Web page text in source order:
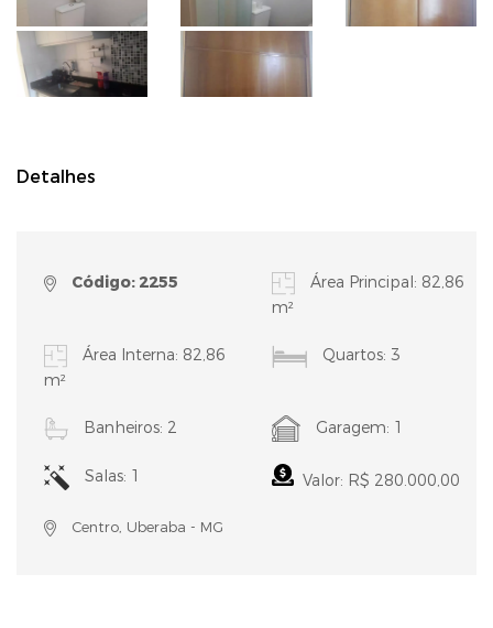
Detalhes
Código: 2255
Área Principal: 82,86
m²
Área Interna: 82,86
m²
Quartos: 3
Banheiros: 2 Garagem: 1
Salas: 1 Valor: R$ 280.000,00
Centro, Uberaba - MG